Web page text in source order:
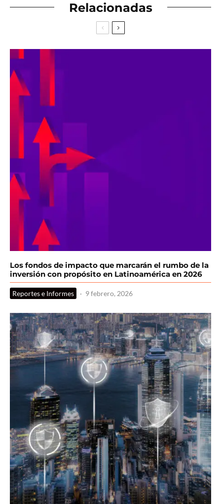
Relacionadas
Los fondos de impacto que marcarán el rumbo de la
inversión con propósito en Latinoamérica en 2026
Reportes e Informes · 9 febrero, 2026